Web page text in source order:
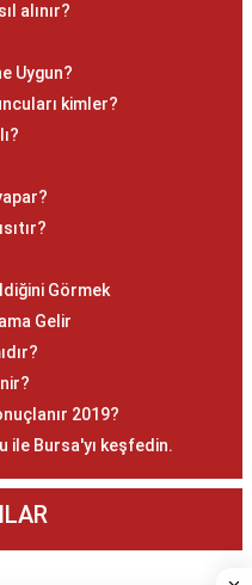
alınır?
Uygun?
kimler?
Görmek
Gelir
2019?
ile Bursa'yı keşfedin.